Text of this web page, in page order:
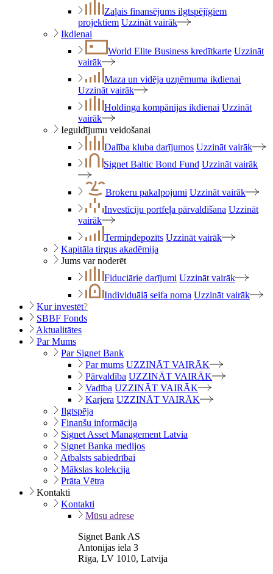
Zaļais finansējums ilgtspējīgiem
projektiem Uzzināt vairāk
Ikdienai
World Elite Business kredītkarte Uzzināt
vairāk
Maza un vidēja uzņēmuma ikdienai
Uzzināt vairāk
Holdinga kompānijas ikdienai Uzzināt
vairāk
Ieguldījumu veidošanai
Dalība kluba darījumos Uzzināt vairāk
Signet Baltic Bond Fund Uzzināt vairāk
Brokeru pakalpojumi Uzzināt vairāk
Investīciju portfeļa pārvaldīšana Uzzināt
vairāk
Termiņdepozīts Uzzināt vairāk
Kapitāla tirgus akadēmija
Jums var noderēt
Fiduciārie darījumi Uzzināt vairāk
Individuālā seifa noma Uzzināt vairāk
Kur investēt?
SBBF Fonds
Aktualitātes
Par Mums
Par Signet Bank
Par mums UZZINĀT VAIRĀK
Pārvaldība UZZINĀT VAIRĀK
Vadība UZZINĀT VAIRĀK
Karjera UZZINĀT VAIRĀK
Ilgtspēja
Finanšu informācija
Signet Asset Management Latvia
Signet Banka medijos
Atbalsts sabiedrībai
Mākslas kolekcija
Prāta Vētra
Kontakti
Kontakti
Mūsu adrese
Signet Bank AS
Antonijas iela 3
Rīga, LV 1010, Latvija